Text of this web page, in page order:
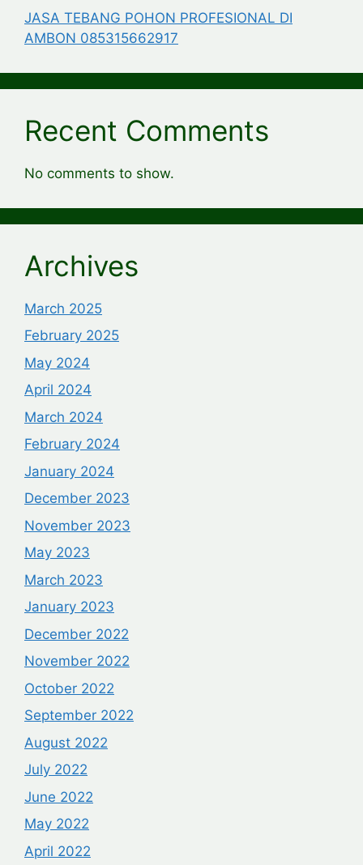
JASA TEBANG POHON PROFESIONAL DI
AMBON 085315662917
Recent Comments
No comments to show.
Archives
March 2025
February 2025
May 2024
April 2024
March 2024
February 2024
January 2024
December 2023
November 2023
May 2023
March 2023
January 2023
December 2022
November 2022
October 2022
September 2022
August 2022
July 2022
June 2022
May 2022
April 2022